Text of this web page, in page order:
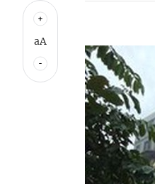
aA